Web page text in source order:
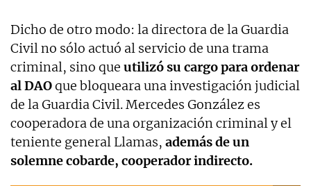
Dicho de otro modo: la directora de la Guardia
Civil no sólo actuó al servicio de una trama
criminal, sino que utilizó su cargo para ordenar
al DAOque bloqueara una investigación judicial
de la Guardia Civil. Mercedes González es
cooperadora de una organización criminal y el
teniente general Llamas, además de un
solemne cobarde, cooperador indirecto.